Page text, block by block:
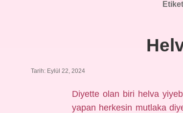
Tarih: Eylül 22, 2024
Diyette olan biri helva
yapan herkesin mutlaka